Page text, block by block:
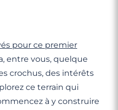
pour ce premier
entre vous, quelque
crochus, des intérêts
ce terrain qui
à y construire